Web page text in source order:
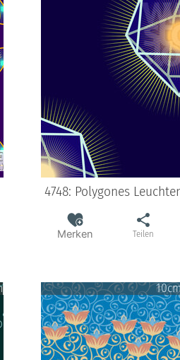
4748: Polygones
Merken Teilen